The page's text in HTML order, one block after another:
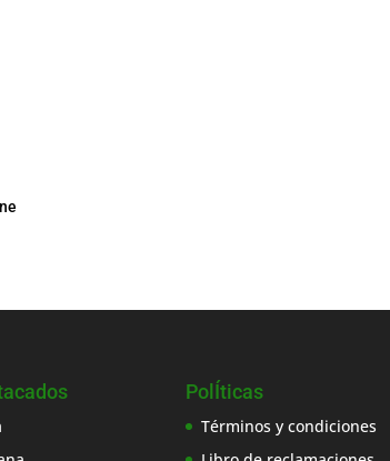
PolÍticas
Términos y condiciones